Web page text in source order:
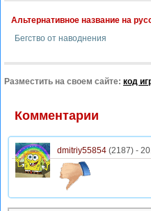
Альтернативное название на
Бегство от наводнения
Разместить на своем сайте: код
Комментарии
dmitriy55854 (2187) -